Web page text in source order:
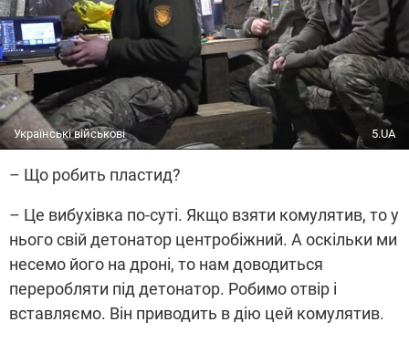
Українські військові 5.UA
– Що робить пластид?
– Це вибухівка по-суті. Якщо взяти комулятив, то у
нього свій детонатор центробіжний. А оскільки ми
несемо його на дроні, то нам доводиться
переробляти під детонатор. Робимо отвір і
вставляємо. Він приводить в дію цей комулятив.